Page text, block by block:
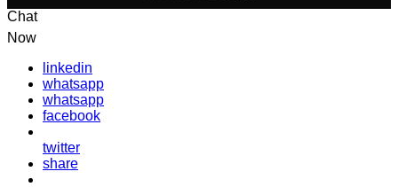
Chat
Now
linkedin
whatsapp
whatsapp
facebook
twitter
share